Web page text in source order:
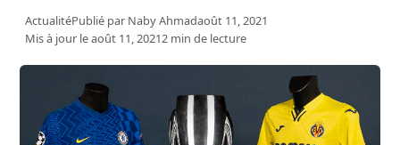
ActualitéPublié par Naby Ahmadaoût 11, 2021
Mis à jour le août 11, 20212 min de lecture